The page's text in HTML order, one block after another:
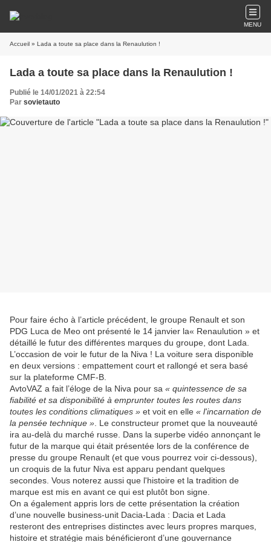
MENU
Accueil » Lada a toute sa place dans la Renaulution !
Lada a toute sa place dans la Renaulution !
Publié le 14/01/2021 à 22:54
Par sovietauto
Pour faire écho à l’article précédent, le groupe Renault et son
PDG Luca de Meo ont présenté le 14 janvier la« Renaulution » et
détaillé le futur des différentes marques du groupe, dont Lada.
L’occasion de voir le futur de la Niva ! La voiture sera disponible
en deux versions : empattement court et rallongé et sera basé
sur la plateforme CMF-B.
AvtoVAZ a fait l’éloge de la Niva pour sa « quintessence de sa
fiabilité et sa disponibilité à emprunter toutes les routes dans
toutes les conditions climatiques » et voit en elle « l'incarnation de
la pensée technique » . Le constructeur promet que la nouveauté
ira au-delà du marché russe. Dans la superbe vidéo annonçant le
futur de la marque qui était présentée lors de la conférence de
presse du groupe Renault (et que vous pourrez voir ci-dessous),
un croquis de la futur Niva est apparu pendant quelques
secondes. Vous noterez aussi que l'histoire et la tradition de
marque est mis en avant ce qui est plutôt bon signe.
On a également appris lors de cette présentation la création
d’une nouvelle business-unit Dacia-Lada : Dacia et Lada
resteront des entreprises distinctes avec leurs propres marques,
histoire et stratégie mais bénéficieront d’une gouvernance